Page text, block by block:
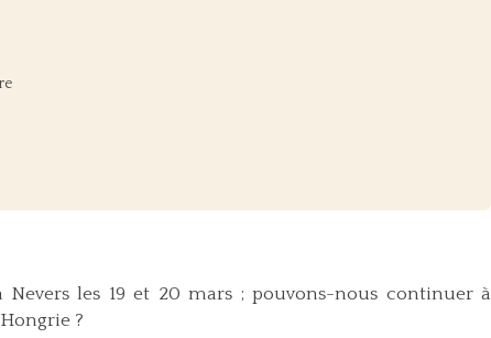
les 19 et 20 mars ; pouvons-nous continuer à
?